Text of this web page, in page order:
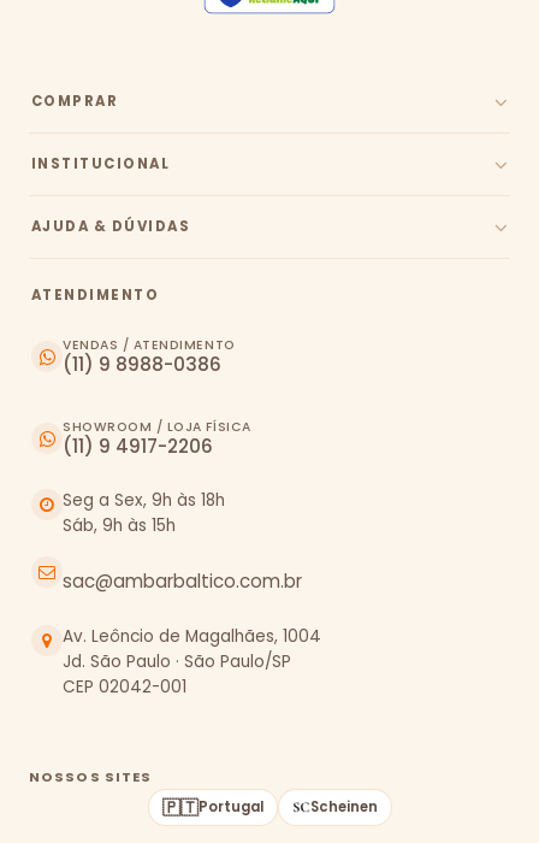
COMPRAR
INSTITUCIONAL
AJUDA & DÚVIDAS
ATENDIMENTO
VENDAS / ATENDIMENTO
(11) 9 8988-0386
SHOWROOM / LOJA FÍSICA
(11) 9 4917-2206
Seg a Sex, 9h às 18h
Sáb, 9h às 15h
sac@ambarbaltico.com.br
Av. Leôncio de Magalhães, 1004
Jd. São Paulo · São Paulo/SP
CEP 02042-001
NOSSOS SITES
🇵🇹Portugal Scheinen